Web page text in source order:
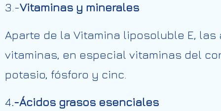
3.-Vitaminas y minerales
Aparte de la Vitamina liposoluble E,
vitaminas, en especial vitaminas del
potasio, fósforo y cinc.
4.-Ácidos grasos esenciales